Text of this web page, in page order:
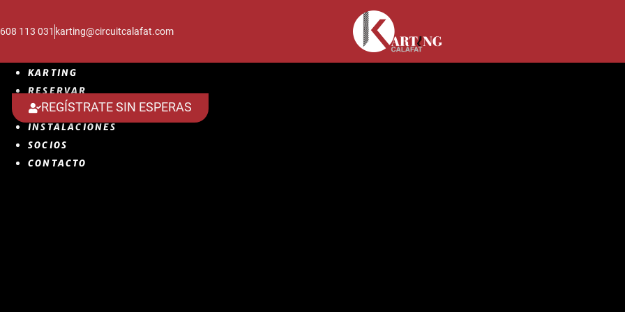
608 113 031 karting@circuitcalafat.com
KARTING
RESERVAR
GRUPOS
INSTALACIONES
SOCIOS
CONTACTO
REGÍSTRATE SIN ESPERAS